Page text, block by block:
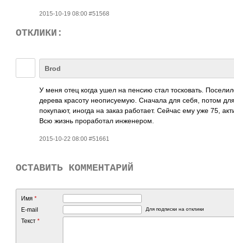
2015-10-19 08:00 #51568
ОТКЛИКИ:
Brod
У меня отец когда ушел на пенсию стал тосковать.
дерева красоту неописуемую. Сначала для себя, потом
покупают, иногда на заказ работает. Сейчас ему уже 75,
Всю жизнь проработал инженером.
2015-10-22 08:00 #51661
ОСТАВИТЬ КОММЕНТАРИЙ
Имя *
E-mail
Для подписки на отклики
Текст *